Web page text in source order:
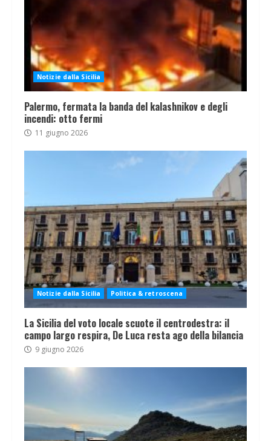
Notizie dalla Sicilia
Palermo, fermata la banda del kalashnikov e degli
incendi: otto fermi
11 giugno 2026
Notizie dalla Sicilia Politica & retroscena
La Sicilia del voto locale scuote il centrodestra: il
campo largo respira, De Luca resta ago della bilancia
9 giugno 2026